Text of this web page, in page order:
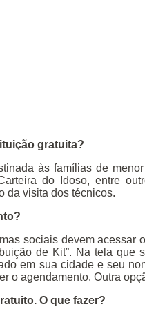
gratuita?
às famílias de
do Idoso, entre
da visita dos técnicos.
sociais devem
de Kit”. Na tela
em sua cidade e seu
o agendamento. Outra
O que fazer?